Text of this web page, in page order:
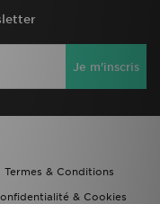
Je m'inscris
Termes & Conditions
& Cookies